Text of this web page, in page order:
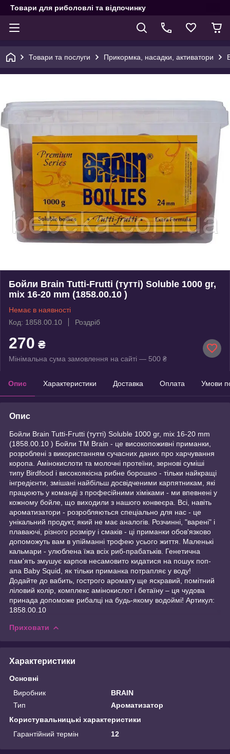
Товари для риболовлі та відпочинку
Товари та послуги Прикормка, насадки, активатори
Бойли Brain Tutti-Frutti (тутті) Soluble 1000 gr,
mix 16-20 mm (1858.00.10 )
Немає в наявності
Код: 1858.00.10
Роздріб
270 ₴
Мінімальна сума замовлення на сайті — 500 ₴
Опис Характеристики Доставка Оплата Умови
Опис
Бойли Brain Tutti-Frutti (тутті) Soluble 1000 gr, mix 16-20 mm
(1858.00.10 ) Бойли ТМ Brain - це високопоживні приманки,
розроблені з використанням сучасних даних про харчування
коропа. Амінокислоти та молочні протеїни, зернові суміші
типу Birdfood і високоякісна рибне борошно - тільки найкращі
інгредієнти, змішані найбільш досвідченими карпятникам, які
працюють у команді з професійними хіміками - ми впевнені у
кожному бойле, що виходили з нашого конвеєра. Всі, навіть
ароматизатори - розробляються спеціально для нас - це
унікальний продукт, який не має аналогів. Розчинні, "варені" і
плаваючі, різного розміру і смаків - ці приманки обов'язково
допоможуть вам в упійманні трофею усього життя. Маленькі
кальмари - улюблена їжа всіх риб-прабатьків. Генетична
пам'ять змушує карпов несамовито кидатися на пошук поп-
апа Baby Squid, як тільки приманка потрапляє у воду!
Додайте до вабить, гострого аромату ще яскравий, помітний
ліловий колір, комплекс амінокислот і бетаїну – ця чудова
принада допоможе рибалці на будь-якому водоймі! Артикул:
1858.00.10
Приховати
Характеристики
Основні
Виробник
BRAIN
Тип
Ароматизатор
Користувальницькі характеристики
Гарантійний термін
12